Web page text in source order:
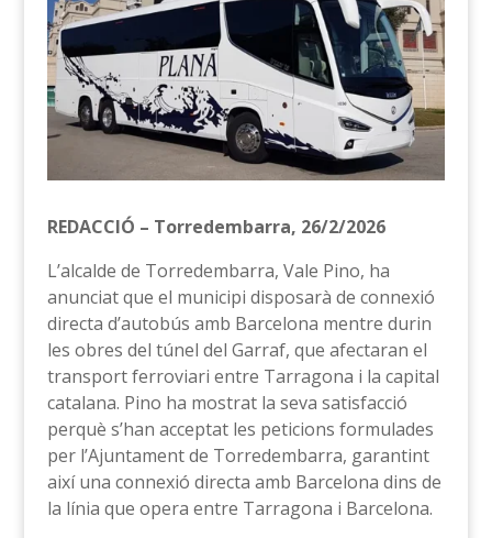
REDACCIÓ – Torredembarra, 26/2/2026
L’alcalde de Torredembarra, Vale Pino, ha
anunciat que el municipi disposarà de connexió
directa d’autobús amb Barcelona mentre durin
les obres del túnel del Garraf, que afectaran el
transport ferroviari entre Tarragona i la capital
catalana. Pino ha mostrat la seva satisfacció
perquè s’han acceptat les peticions formulades
per l’Ajuntament de Torredembarra, garantint
així una connexió directa amb Barcelona dins de
la línia que opera entre Tarragona i Barcelona.